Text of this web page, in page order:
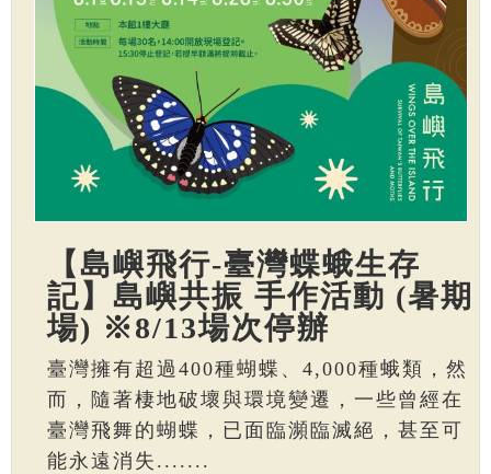
【島嶼飛行-臺灣蝶蛾生存
記】島嶼共振 手作活動 (暑期
場) ※8/13場次停辦
臺灣擁有超過400種蝴蝶、4,000種蛾類，然
而，隨著棲地破壞與環境變遷，一些曾經在
臺灣飛舞的蝴蝶，已面臨瀕臨滅絕，甚至可
能永遠消失.......